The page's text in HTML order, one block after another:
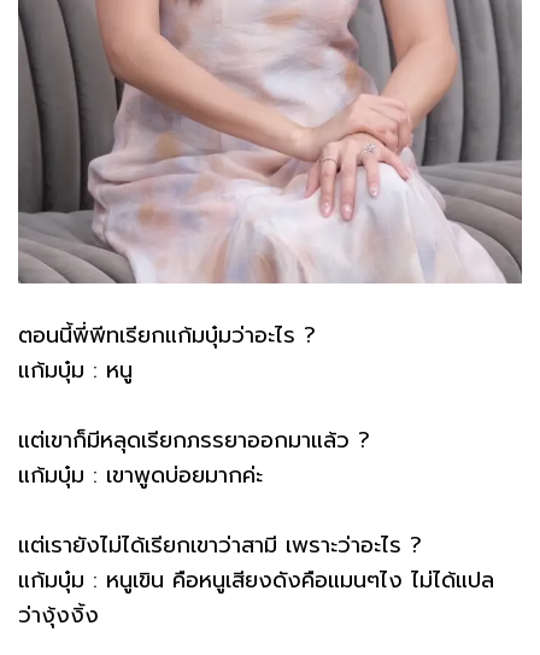
ตอนนี้พี่พีทเรียกแก้มบุ๋มว่าอะไร ?
แก้มบุ๋ม : หนู
แต่เขาก็มีหลุดเรียกภรรยาออกมาแล้ว ?
แก้มบุ๋ม : เขาพูดบ่อยมากค่ะ
แต่เรายังไม่ได้เรียกเขาว่าสามี เพราะว่าอะไร ?
แก้มบุ๋ม : หนูเขิน คือหนูเสียงดังคือแมนๆไง ไม่ได้แปล
ว่างุ้งงิ้ง